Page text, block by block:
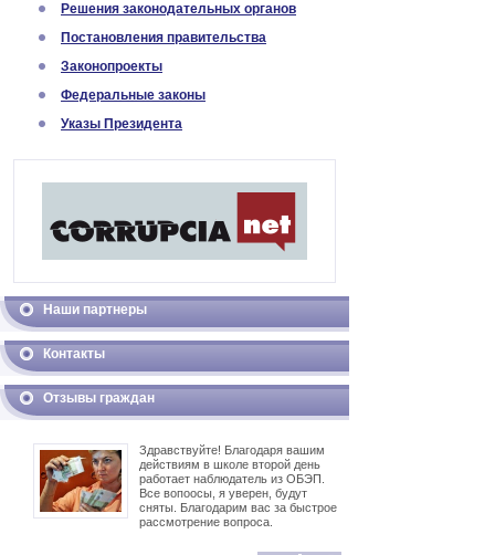
Решения законодательных органов
Постановления правительства
Законопроекты
Федеральные законы
Указы Президента
Наши партнеры
Контакты
Отзывы граждан
Здравствуйте! Благодаря вашим
действиям в школе второй день
работает наблюдатель из ОБЭП.
Все вопоосы, я уверен, будут
сняты. Благодарим вас за быстрое
рассмотрение вопроса.